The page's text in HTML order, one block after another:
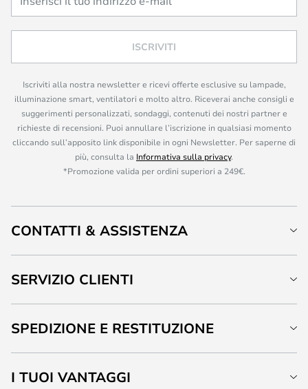
ISCRIVITI
Iscriviti alla nostra newsletter e ricevi offerte esclusive su lampade,
illuminazione smart, ventilatori e molto altro. Riceverai anche consigli e
suggerimenti personalizzati, sondaggi, contenuti dei nostri partner e
richieste di recensioni. Puoi annullare l’iscrizione in qualsiasi momento
cliccando sull’apposito link disponibile in ogni Newsletter. Per saperne di
più, consulta la Informativa sulla privacy.
*Promozione valida per ordini superiori a 249€.
CONTATTI & ASSISTENZA
SERVIZIO CLIENTI
SPEDIZIONE E RESTITUZIONE
I TUOI VANTAGGI